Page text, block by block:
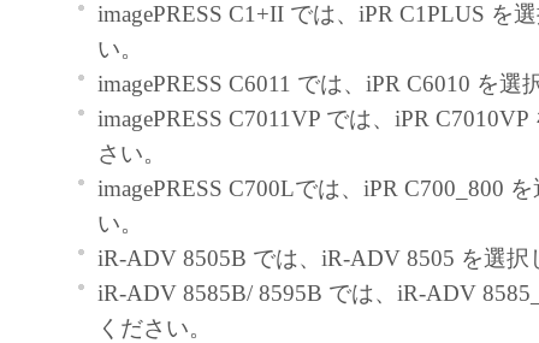
１．許諾
(1) キヤノンは、お客様が「キヤノン製品
のために、「キヤノン製品」に直接または
通じ接続される複数のコンピューター（以
と言います。）において、「本ソフトウェ
契約書においては、「本ソフトウェア」を
の記憶媒体上にインストールすること、ま
ターにおいて表示すること、アクセスする
実行することのいずれも含むものとします
imagePRESS C1+II では、iPR C1PLUS を
い。
imagePRESS C6011 では、iPR C6010 を選
imagePRESS C7011VP では、iPR
さい。
imagePRESS C700Lでは、iPR C700_800
い。
iR-ADV 8505B では、iR-ADV 8505 を選択
iR-ADV 8585B/ 8595B では、iR-ADV
ください。